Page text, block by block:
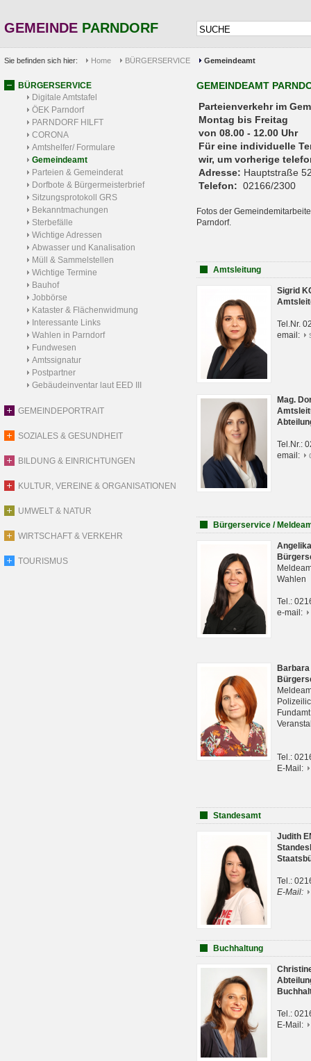
GEMEINDE PARNDORF
Sie befinden sich hier: Home BÜRGERSERVICE Gemeindeamt
BÜRGERSERVICE
Digitale Amtstafel
ÖEK Parndorf
PARNDORF HILFT
CORONA
Amtshelfer/ Formulare
Gemeindeamt
Parteien & Gemeinderat
Dorfbote & Bürgermeisterbrief
Sitzungsprotokoll GRS
Bekanntmachungen
Sterbefälle
Wichtige Adressen
Abwasser und Kanalisation
Müll & Sammelstellen
Wichtige Termine
Bauhof
Jobbörse
Kataster & Flächenwidmung
Interessante Links
Wahlen in Parndorf
Fundwesen
Amtssignatur
Postpartner
Gebäudeinventar laut EED III
GEMEINDEPORTRAIT
SOZIALES & GESUNDHEIT
BILDUNG & EINRICHTUNGEN
KULTUR, VEREINE & ORGANISATIONEN
UMWELT & NATUR
WIRTSCHAFT & VERKEHR
TOURISMUS
GEMEINDEAMT
Parteienverkehr
Montag bis Freitag
von 08.00 - 12.00 Uhr
Für eine individuelle
wir, um vorherige
Adresse: Hauptstraße
Telefon: 02166/2300
Fotos der
Parndorf.
Amtsleitung
Sigrid
Tel.Nr.
email:
Mag.
Tel.Nr.:
email:
Bürgerservice /
Wahlen
Tel.:
e-mail:
Tel.:
E-Mail:
Standesamt
Judith
Tel.:
E-Mail:
Buchhaltung
Tel.:
E-Mail: